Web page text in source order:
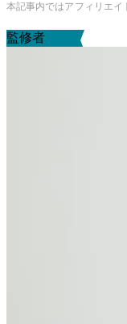
本記事内ではアフィリエイ
監修者